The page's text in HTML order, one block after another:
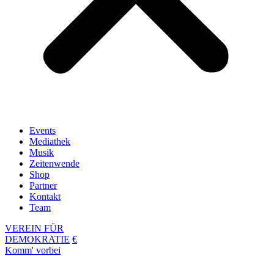
Events
Mediathek
Musik
Zeitenwende
Shop
Partner
Kontakt
Team
VEREIN FÜR
DEMOKRATIE €
Komm' vorbei